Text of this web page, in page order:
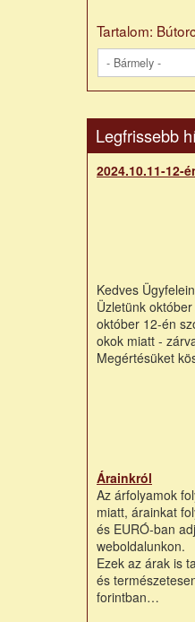
Tartalom:
Legfrissebb
2024.10.11-12-
Kedves
Üzletünk
október 12-én
okok miatt -
Megértésüket
Árainkról
Az árfolyamok
miatt, árainkat
és EURÓ-ban
weboldalunkon.
Ezek az árak is
és
forintban…